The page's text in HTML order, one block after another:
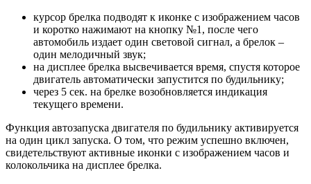
курсор брелка подводят к иконке с изображением часов
и коротко нажимают на кнопку №1, после чего
автомобиль издает один световой сигнал, а брелок –
один мелодичный звук;
на дисплее брелка высвечивается время, спустя которое
двигатель автоматически запустится по будильнику;
через 5 сек. на брелке возобновляется индикация
текущего времени.
Функция автозапуска двигателя по будильнику активируется
на один цикл запуска. О том, что режим успешно включен,
свидетельствуют активные иконки с изображением часов и
колокольчика на дисплее брелка.